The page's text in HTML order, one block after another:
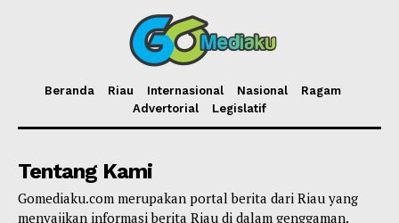
Beranda Riau Internasional Nasional
Ragam
Advertorial
Legislatif
Tentang Kami
Gomediaku.com merupakan portal berita dari Riau yang
menyajikan informasi berita Riau di dalam genggaman.